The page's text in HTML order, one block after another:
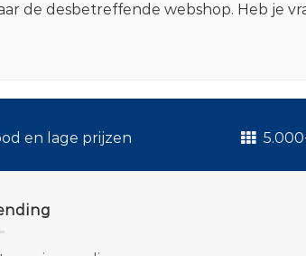
de desbetreffende webshop. Heb je
en lage prijzen